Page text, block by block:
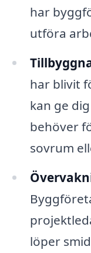
har
utföra
har blivit
kan ge
behöver
sovrum
löper